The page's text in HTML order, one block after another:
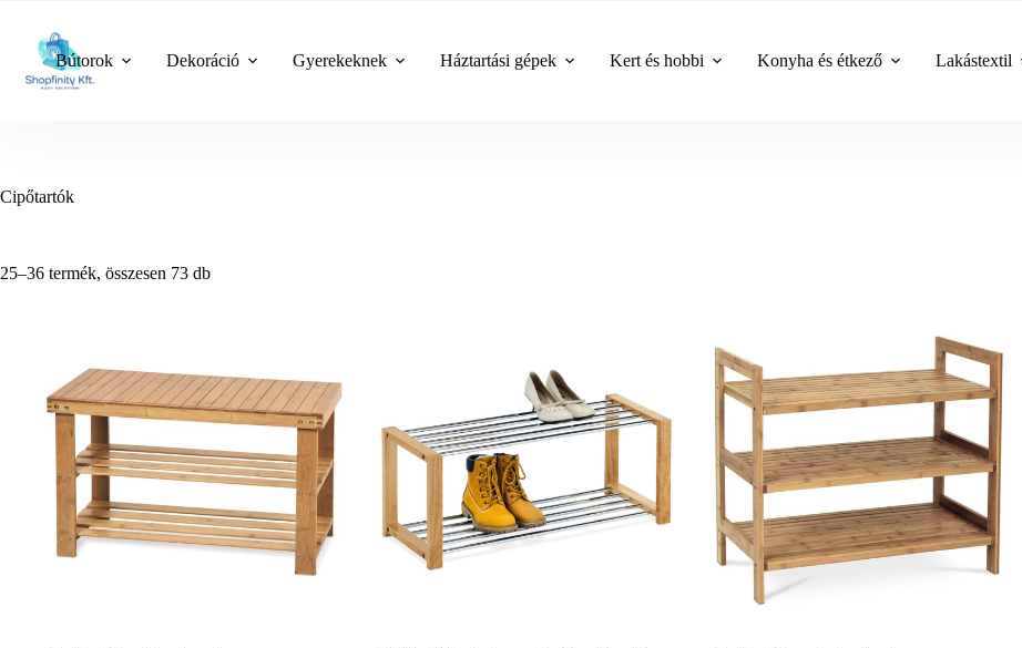
content
Bútorok Dekoráció Gyerekeknek Háztartási gépek Kert és hobbi Konyha és étkező Lakástextil
Cipőtartók
25–36 termék, összesen 73 db